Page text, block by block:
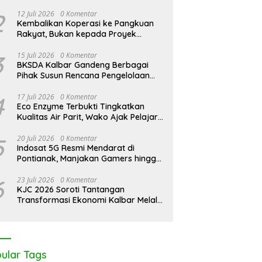
12 Juli 2026 0 Komentar
Kembalikan Koperasi ke Pangkuan
Rakyat, Bukan kepada Proyek
15 Juli 2026 0 Komentar
BKSDA Kalbar Gandeng Berbagai
Pihak Susun Rencana Pengelolaan
Karimata 2027-2036
17 Juli 2026 0 Komentar
Eco Enzyme Terbukti Tingkatkan
Kualitas Air Parit, Wako Ajak Pelajar
20 Juli 2026 0 Komentar
Indosat 5G Resmi Mendarat di
Pontianak, Manjakan Gamers hingga
23 Juli 2026 0 Komentar
KJC 2026 Soroti Tantangan
Transformasi Ekonomi Kalbar Melalui
Tags